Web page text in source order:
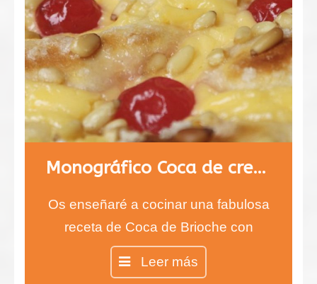
Monográfico Coca de crema y fruta
Os enseñaré a cocinar una fabulosa
receta de Coca de Brioche con
crema pastelera y fruta.
Leer más